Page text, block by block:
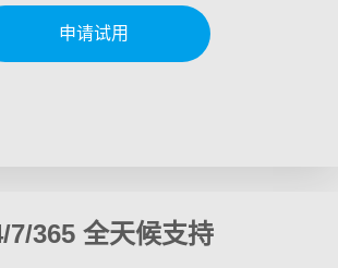
申请试用
7/365 全天候支持